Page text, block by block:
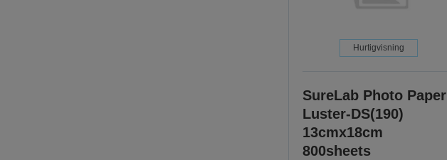
Hurtigvisning
SureLab Photo Paper
Luster-DS(190)
13cmx18cm
800sheets